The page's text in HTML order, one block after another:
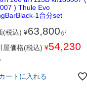
) Thule Evo
1台分set
(税込) ¥63,800が
屋価格(税込) ¥54,230
ートに入れる